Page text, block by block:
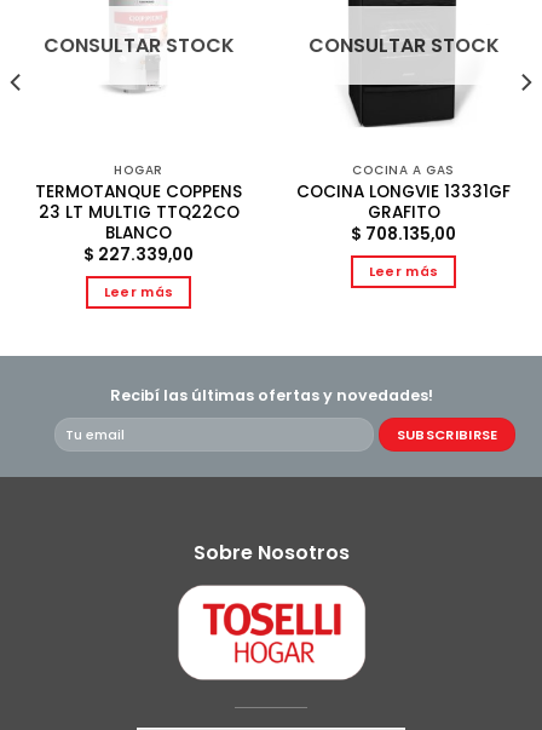
CONSULTAR STOCK
HOGAR
TERMOTANQUE COPPENS
23 LT MULTIG TTQ22CO
BLANCO
$ 227.339,00
Leer más
CONSULTAR STOCK
COCINA A GAS
COCINA LONGVIE 13331GF
GRAFITO
$ 708.135,00
Leer más
Recibí las últimas ofertas y novedades!
Sobre Nosotros